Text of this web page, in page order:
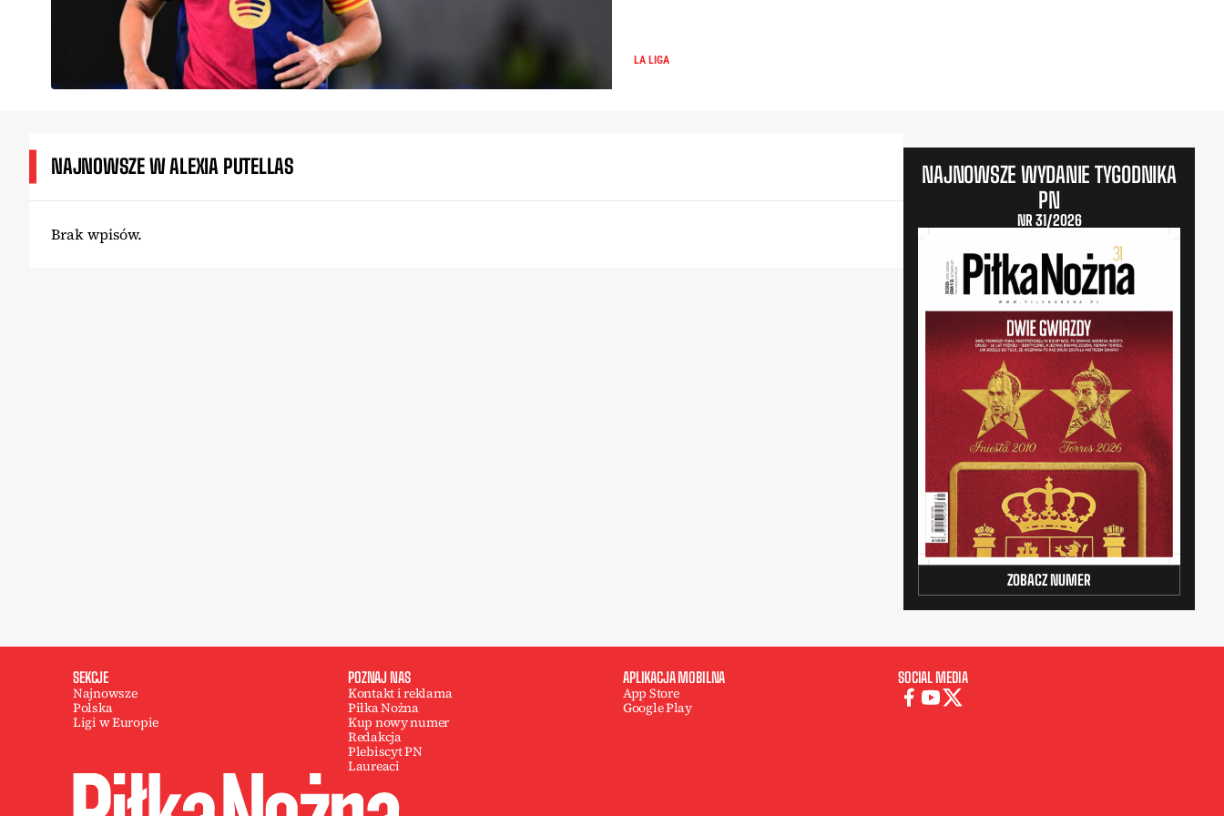
LA LIGA
NAJNOWSZE W ALEXIA PUTELLAS
Brak wpisów.
NAJNOWSZE WYDANIE TYGODNIKA
PN
NR 31/2026
ZOBACZ NUMER
SEKCJE
Najnowsze
Polska
Ligi w Europie
POZNAJ NAS
Kontakt i reklama
Piłka Nożna
Kup nowy numer
Redakcja
Plebiscyt PN
Laureaci
APLIKACJA MOBILNA
App Store
Google Play
SOCIAL MEDIA